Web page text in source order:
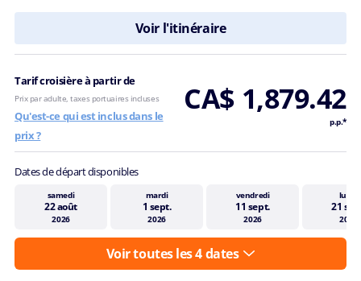
Voir l'itinéraire
Tarif croisière à partir de CA$ 1,879.42
p.p.*
Prix par adulte, taxes portuaires incluses
Qu'est-ce qui est inclus dans le
prix ?
Dates de départ disponibles
samedi
22 août
2026
mardi
1 sept.
2026
vendredi
11 sept.
2026
lundi
21
2026
Voir toutes les 4 dates